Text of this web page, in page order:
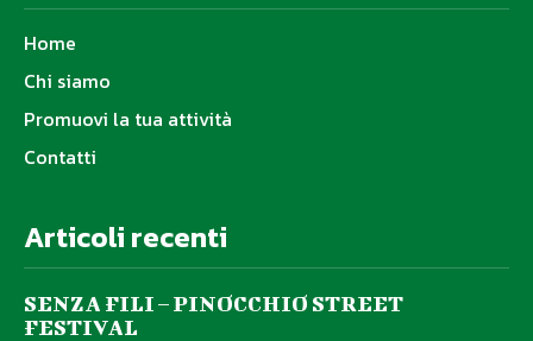
Home
Chi siamo
Promuovi la tua attività
Contatti
Articoli recenti
SENZA FILI – PINOCCHIO STREET
FESTIVAL